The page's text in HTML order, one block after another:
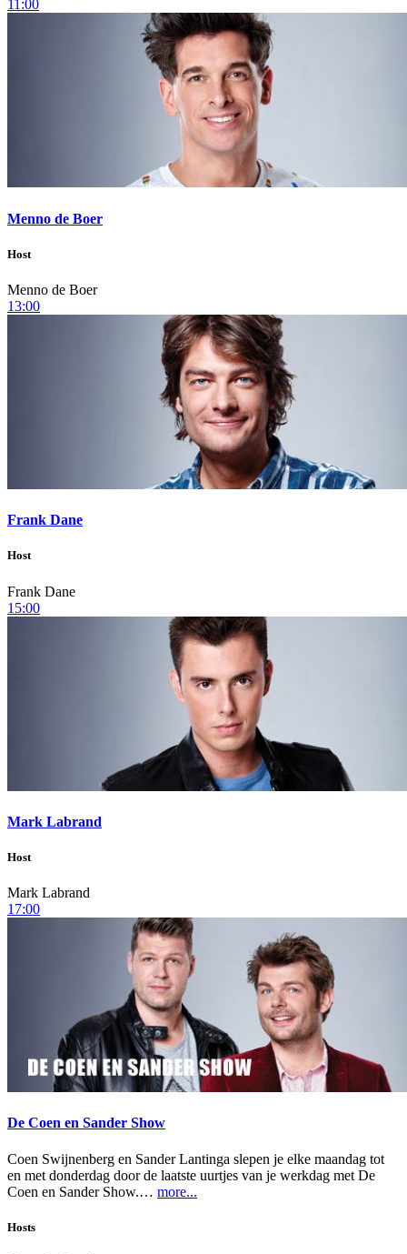
11:00
Menno de Boer
Host
Menno de Boer
13:00
Frank Dane
Host
Frank Dane
15:00
Mark Labrand
Host
Mark Labrand
17:00
De Coen en Sander Show
Coen Swijnenberg en Sander Lantinga slepen je elke maandag tot
en met donderdag door de laatste uurtjes van je werkdag met De
Coen en Sander Show.… more...
Hosts